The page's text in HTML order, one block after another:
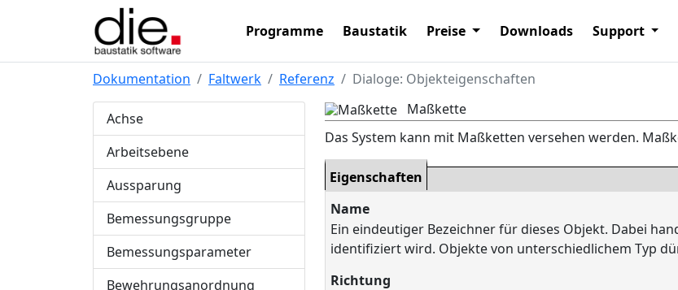
Programme Baustatik Preise Downloads Support
Dokumentation Faltwerk Referenz Dialoge: Objekteigenschaften
Achse
Arbeitsebene
Aussparung
Bemessungsgruppe
Bemessungsparameter
Bewehrungsanordnung
Maßkette
Das System kann mit Maßketten versehen werden.
Eigenschaften
Name
Ein eindeutiger Bezeichner für dieses Objekt. Dabei
identifiziert wird. Objekte von unterschiedlichem Typ
Richtung